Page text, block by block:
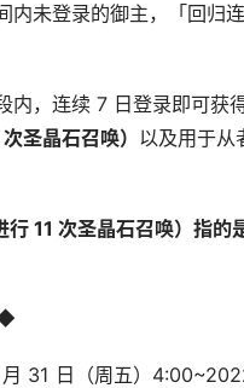
内未登录的御主，「回归
内，连续 7 日登录即可获
圣晶石召唤） 以及用于从
11 次圣晶石召唤）指的
31 日（周五）